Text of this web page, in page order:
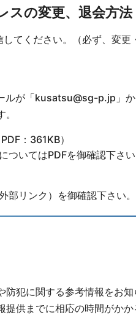
スの変更、退会方法
てください。（必ず、変
ルが「kusatsu@sg-p.jp 」
PDF：361KB）
いてはPDFを御確認下さい
部リンク）を御確認下さい。
犯に関する参考情報をお知
供までに相応の時間がか